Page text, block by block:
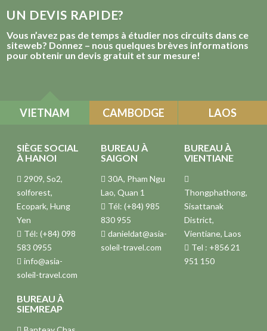
UN DEVIS RAPIDE?
Vous n’avez pas de temps à étudier nos circuits dans ce
siteweb? Donnez – nous quelques brèves informations
pour obtenir un devis gratuit et sur mesure!
VIETNAM CAMBODGE LAOS
SIÈGE SOCIAL
À HANOI
2909, So2,
solforest,
Ecopark, Hung
Yen
Tél: (+84) 098
583 0955
info@asia-
soleil-travel.com
BUREAU À
SAIGON
30A, Pham Ngu
Lao, Quan 1
Tél: (+84) 985
830 955
danieldat@asia-
soleil-travel.com
BUREAU À
VIENTIANE
Thongphathong,
Sisattanak
District,
Vientiane, Laos
Tel : +856 21
951 150
BUREAU À
SIEMREAP